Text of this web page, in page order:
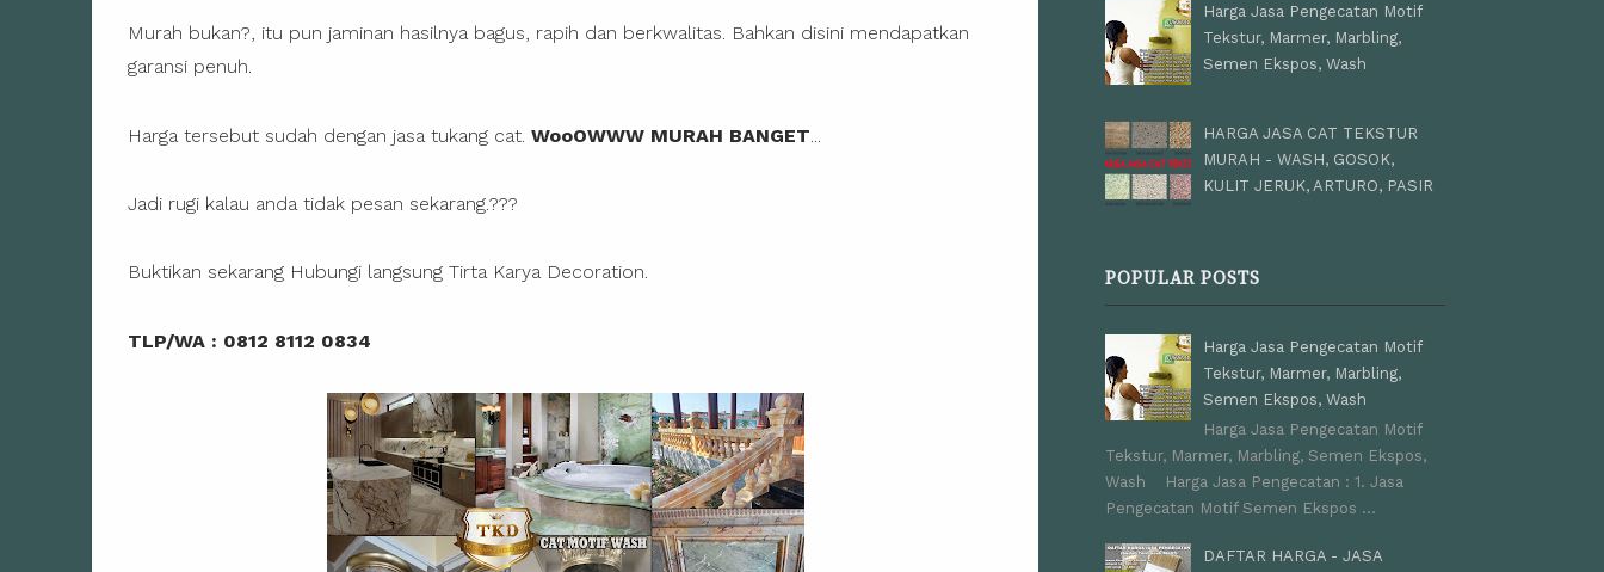
Murah bukan?, itu pun jaminan hasilnya bagus, rapih dan berkwalitas. Bahkan disini mendapatkan
garansi penuh.
Harga tersebut sudah dengan jasa tukang cat.WooOWWW MURAH BANGET
Jadi rugi kalau anda tidak pesan sekarang.???
Buktikan sekarang Hubungi langsung Tirta Karya Decoration.
TLP/WA : 0812 8112 0834
Harga Jasa Pengecatan Motif
Tekstur, Marmer, Marbling,
Semen Ekspos, Wash
HARGA JASA CAT TEKSTUR
MURAH - WASH, GOSOK,
KULIT JERUK, ARTURO, PASIR
POPULAR POSTS
Harga Jasa Pengecatan Motif
Tekstur, Marmer, Marbling,
Semen Ekspos, Wash
Harga Jasa Pengecatan Motif
Tekstur, Marmer, Marbling, Semen Ekspos,
Wash Harga Jasa Pengecatan : 1. Jasa
Pengecatan Motif Semen Ekspos ...
DAFTAR HARGA - JASA